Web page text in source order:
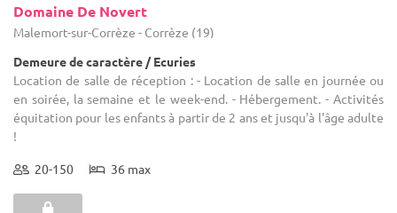
Domaine De Novert
Malemort-sur-Corrèze - Corrèze (19)
Demeure de caractère / Ecuries
Location de salle de réception : - Location de salle en journée ou
en soirée, la semaine et le week-end. - Hébergement. - Activités
équitation pour les enfants à partir de 2 ans et jusqu'à l'âge adulte
!
20-150 36 max